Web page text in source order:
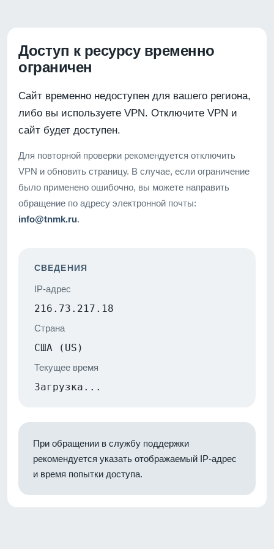
Доступ к ресурсу временно
ограничен
Сайт временно недоступен для вашего региона,
либо вы используете VPN. Отключите VPN и
сайт будет доступен.
Для повторной проверки рекомендуется отключить
VPN и обновить страницу. В случае, если ограничение
было применено ошибочно, вы можете направить
обращение по адресу электронной почты:
info@tnmk.ru.
СВЕДЕНИЯ
IP-адрес
216.73.217.18
Страна
США (US)
Текущее время
Загрузка...
При обращении в службу поддержки
рекомендуется указать отображаемый IP-адрес
и время попытки доступа.